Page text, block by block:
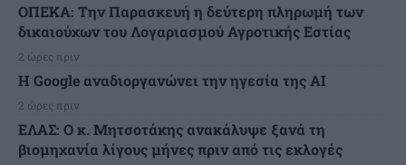
ΟΠΕΚΑ: Την Παρασκευή η δεύτερη πληρωμή των
δικαιούχων του Λογαριασμού Αγροτικής Εστίας
2 ώρες πριν
H Google αναδιοργανώνει την ηγεσία της AI
2 ώρες πριν
ΕΛΑΣ: Ο κ. Μητσοτάκης ανακάλυψε ξανά τη
βιομηχανία λίγους μήνες πριν από τις εκλογές